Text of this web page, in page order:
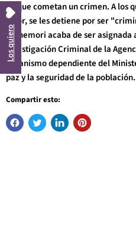
de que cometan un crimen. A los
valor, se les detiene por ser
Tsunemori acaba de ser
Investigación Criminal de la
organismo dependiente del
paz y la seguridad de la población.
Compartir esto:
Los quiero